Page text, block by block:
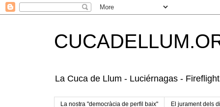
La Cuca de Llum - Luciérnagas -
La nostra "democràcia de perfil baix" El jurament dels